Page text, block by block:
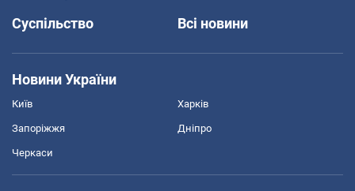
Суспільство
Всі новини
Новини України
Київ Харків
Запоріжжя Дніпро
Черкаси